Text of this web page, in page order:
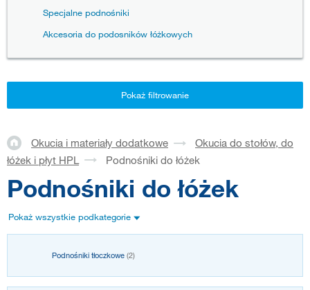
Specjalne podnośniki
Akcesoria do podosników łóżkowych
Pokaż filtrowanie
Okucia i materiały dodatkowe
Okucia do stołów, do
łóżek i płyt HPL
Podnośniki do łóżek
Podnośniki do łóżek
Pokaż wszystkie podkategorie
Podnośniki tłoczkowe (2)